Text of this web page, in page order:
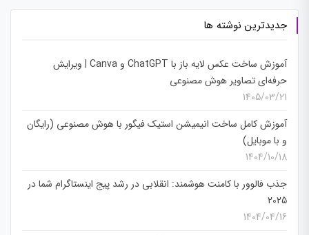
جدیدترین نوشته ها
آموزش ساخت عکس لایه باز با ChatGPT و Canva | ویرایش
حرفه‌ای تصاویر هوش مصنوعی
1405/03/21
آموزش کامل ساخت انیمیشن استیک فیگور با هوش مصنوعی (رایگان
و با موبایل)
1404/10/18
جذب فالوور با کامنت هوشمند: انقلابی در رشد پیج اینستاگرام شما در
2025
1404/04/16